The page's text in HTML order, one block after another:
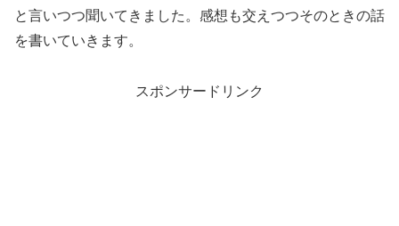
と言いつつ聞いてきました。感想も交えつつそのときの話
を書いていきます。
スポンサードリンク